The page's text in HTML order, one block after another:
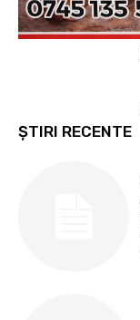
ȘTIRI RECENTE